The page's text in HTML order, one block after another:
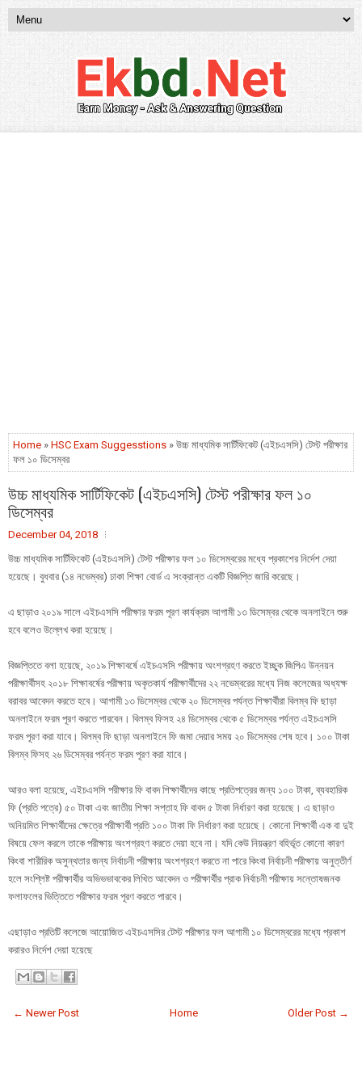
Home » HSC Exam Suggesstions » উচ্চ মাধ্যমিক সার্টিফিকেট (এইচএসসি) টেস্ট পরীক্ষার
ফল ১০ ডিসেম্বর
উচ্চ মাধ্যমিক সার্টিফিকেট (এইচএসসি) টেস্ট পরীক্ষার ফল ১০
ডিসেম্বর
December 04, 2018
উচ্চ মাধ্যমিক সার্টিফিকেট (এইচএসসি) টেস্ট পরীক্ষার ফল ১০ ডিসেম্বরের মধ্যে প্রকাশের নির্দেশ দেয়া
হয়েছে। বুধবার (১৪ নভেম্বর) ঢাকা শিক্ষা বোর্ড এ সংক্রান্ত একটি বিজ্ঞপ্তি জারি করেছে।
এ ছাড়াও ২০১৯ সালে এইচএসসি পরীক্ষার ফরম পূরণ কার্যক্রম আগামী ১৩ ডিসেম্বর থেকে অনলাইনে শুরু
হবে বলেও উল্লেখ করা হয়েছে।
বিজ্ঞপ্তিতে বলা হয়েছে, ২০১৯ শিক্ষাবর্ষে এইচএসসি পরীক্ষায় অংশগ্রহণ করতে ইচ্ছুক জিপিএ উন্নয়ন
পরীক্ষার্থীসহ ২০১৮ শিক্ষাবর্ষের পরীক্ষায় অকৃতকার্য পরীক্ষার্থীদের ২২ নভেম্বরের মধ্যে নিজ কলেজের অধ্যক্ষ
বরাবর আবেদন করতে হবে। আগামী ১৩ ডিসেম্বর থেকে ২০ ডিসেম্বর পর্যন্ত শিক্ষার্থীরা বিলম্ব ফি ছাড়া
অনলাইনে ফরম পূরণ করতে পারবেন। বিলম্ব ফিসহ ২৪ ডিসেম্বর থেকে ৫ ডিসেম্বর পর্যন্ত এইচএসসি
ফরম পূরণ করা যাবে। বিলম্ব ফি ছাড়া অনলাইনে ফি জমা দেয়ার সময় ২০ ডিসেম্বর শেষ হবে। ১০০ টাকা
বিলম্ব ফিসহ ২৬ ডিসেম্বর পর্যন্ত ফরম পূরণ করা যাবে।
আরও বলা হয়েছে, এইচএসসি পরীক্ষার ফি বাবদ শিক্ষার্থীদের কাছে প্রতিপত্রের জন্য ১০০ টাকা, ব্যবহারিক
ফি (প্রতি পত্রে) ৫০ টাকা এবং জাতীয় শিক্ষা সপ্তাহ ফি বাবদ ৫ টাকা নির্ধারণ করা হয়েছে। এ ছাড়াও
অনিয়মিত শিক্ষার্থীদের ক্ষেত্রে পরীক্ষার্থী প্রতি ১০০ টাকা ফি নির্ধারণ করা হয়েছে। কোনো শিক্ষার্থী এক বা দুই
বিষয়ে ফেল করলে তাকে পরীক্ষায় অংশগ্রহণ করতে দেয়া হবে না। যদি কেউ নিয়ন্ত্রণ বহির্ভূত কোনো কারণ
কিংবা শারীরিক অসুন্থতার জন্য নির্বাচনী পরীক্ষায় অংশগ্রহণ করতে না পারে কিংবা নির্বাচনী পরীক্ষায় অনুত্তীর্ণ
হলে সংশ্লিষ্ট পরীক্ষার্থীর অভিভভাবকের লিখিত আবেদন ও পরীক্ষার্থীর প্রাক নির্বাচনী পরীক্ষায় সন্তোষজনক
ফলাফলের ভিত্তিতে পরীক্ষার ফরম পূরণ করতে পারবে।
এছাড়াও প্রতিটি কলেজে আয়োজিত এইচএসসির টেস্ট পরীক্ষার ফল আগামী ১০ ডিসেম্বরের মধ্যে প্রকাশ
করারও নির্দেশ দেয়া হয়েছে
← Newer Post Older Post →
Home